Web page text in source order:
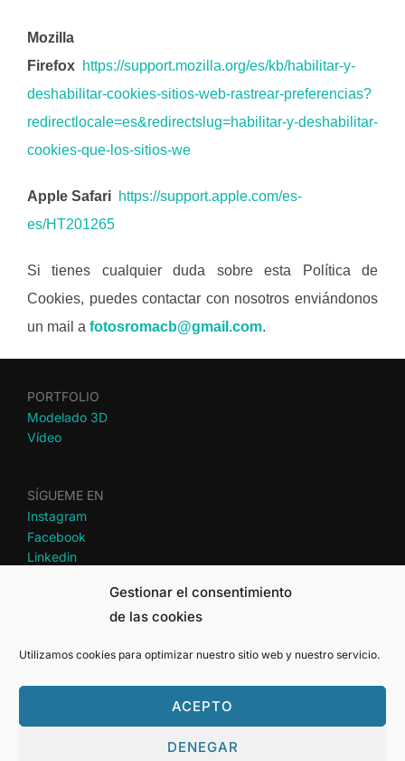
Gestionar el consentimiento
de las cookies
Utilizamos cookies para optimizar nuestro sitio web y nuestro servicio.
ACEPTO
DENEGAR
Mozilla
Firefox https://support.mozilla.org/es/kb/habilitar-y-
deshabilitar-cookies-sitios-web-rastrear-preferencias?
redirectlocale=es&redirectslug=habilitar-y-deshabilitar-
cookies-que-los-sitios-we
Apple Safari https://support.apple.com/es-
es/HT201265
Si tienes cualquier duda sobre esta Política de
Cookies, puedes contactar con nosotros enviándonos
un mail a fotosromacb@gmail.com.
PORTFOLIO
Modelado 3D
Vídeo
SÍGUEME EN
Instagram
Facebook
Linkedin
©Rocío Salazar